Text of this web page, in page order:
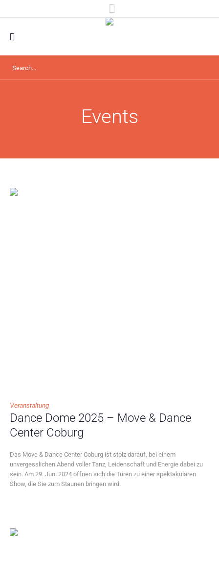
Events
Veranstaltung
Dance Dome 2025 – Move & Dance
Center Coburg
Das Move & Dance Center Coburg ist stolz darauf, bei einem
unvergesslichen Abend voller Tanz, Leidenschaft und Energie dabei zu
sein. Am 29. Juni 2024 öffnen sich die Türen zu einer spektakulären
Show, die Sie zum Staunen bringen wird.